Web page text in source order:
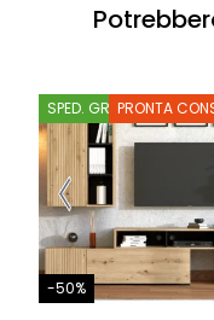
SPED. GRATISPRONTA
-50%